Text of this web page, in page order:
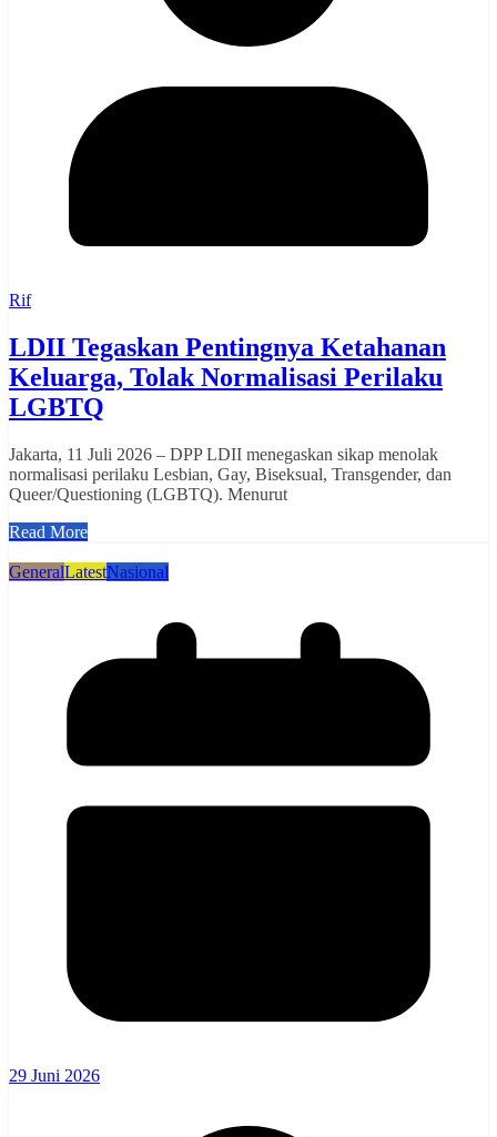
Rif
LDII Tegaskan Pentingnya Ketahanan
Keluarga, Tolak Normalisasi Perilaku
LGBTQ
Jakarta, 11 Juli 2026 – DPP LDII menegaskan sikap menolak
normalisasi perilaku Lesbian, Gay, Biseksual, Transgender, dan
Queer/Questioning (LGBTQ). Menurut
Read More
GeneralLatestNasional
29 Juni 2026